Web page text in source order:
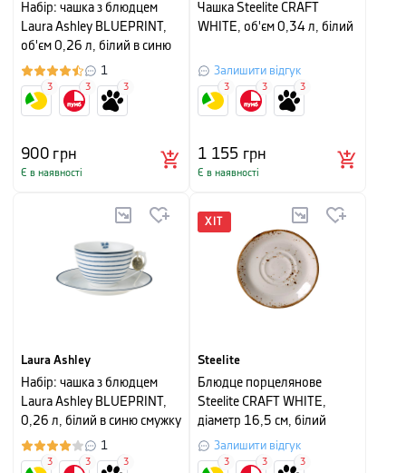
Набір: чашка з блюдцем
Laura Ashley BLUEPRINT,
об'єм 0,26 л, білий в синю
дрібну квітку 1
900грн
Є в наявності
3 3 3
Чашка Steelite CRAFT
WHITE, об'єм 0,34 л, білий
Залишити відгук
1 155 грн
Є в наявності
3 3 3
Laura Ashley
Набір: чашка з блюдцем
Laura Ashley BLUEPRINT,
0,26 л, білий в синю смужку
1
3 3 3
ХІТ
Steelite
Блюдце порцелянове
Steelite CRAFT WHITE,
діаметр 16,5 см, білий
Залишити відгук
3 3 3